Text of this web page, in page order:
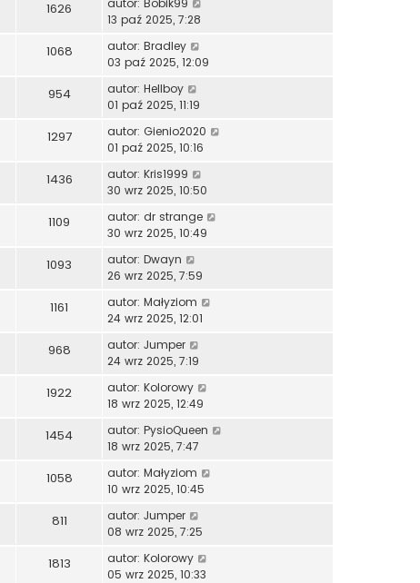
1626
13 paź 2025, 7:28
1068 autor: Bradley
03 paź 2025, 12:09
954 autor: Hellboy
01 paź 2025, 11:19
1297 autor: Gienio2020
01 paź 2025, 10:16
1436 autor: Kris1999
30 wrz 2025, 10:50
1109 autor: dr strange
30 wrz 2025, 10:49
1093 autor: Dwayn
26 wrz 2025, 7:59
1161 autor: Małyziom
24 wrz 2025, 12:01
968 autor: Jumper
24 wrz 2025, 7:19
1922 autor: Kolorowy
18 wrz 2025, 12:49
1454 autor: PysioQueen
18 wrz 2025, 7:47
1058 autor: Małyziom
10 wrz 2025, 10:45
811 autor: Jumper
08 wrz 2025, 7:25
1813 autor: Kolorowy
05 wrz 2025, 10:33